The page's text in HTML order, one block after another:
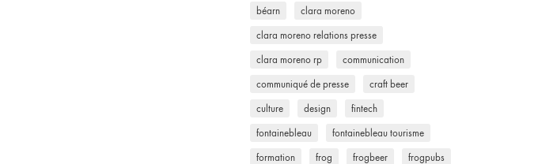
béarn clara moreno
clara moreno relations presse
clara moreno rp communication
communiqué de presse craft beer
culture design fintech
fontainebleau fontainebleau tourisme
formation frog frogbeer frogpubs